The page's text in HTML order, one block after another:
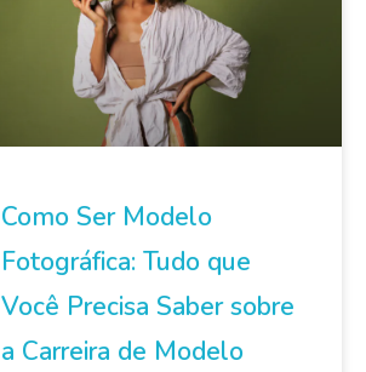
Como Ser Modelo
Fotográfica: Tudo que
Você Precisa Saber sobre
a Carreira de Modelo